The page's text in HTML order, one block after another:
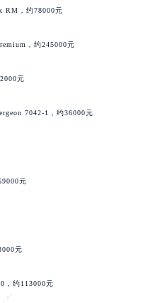
RM，约78000元
，约245000元
元
7042-1，约36000元
元
元
，约113000元